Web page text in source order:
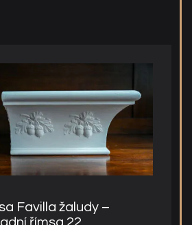
Favilla žaludy –
římsa 22